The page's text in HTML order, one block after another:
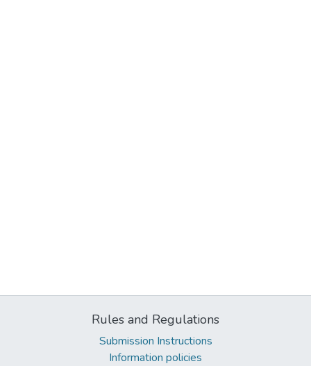
Rules and Regulations
Submission Instructions
Information policies